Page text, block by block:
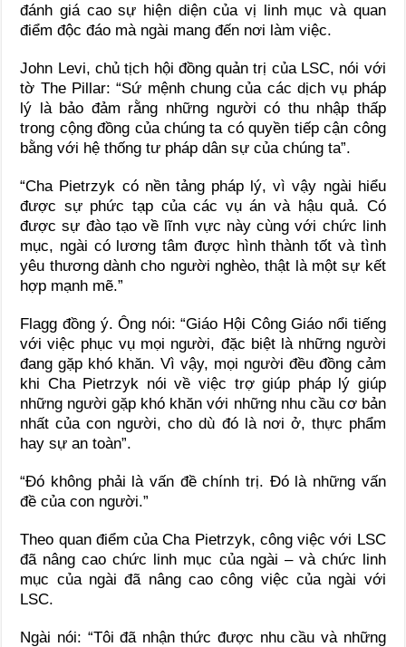
đánh giá cao sự hiện diện của vị linh mục và quan
điểm độc đáo mà ngài mang đến nơi làm việc.
John Levi, chủ tịch hội đồng quản trị của LSC, nói với
tờ The Pillar: “Sứ mệnh chung của các dịch vụ pháp
lý là bảo đảm rằng những người có thu nhập thấp
trong cộng đồng của chúng ta có quyền tiếp cận công
bằng với hệ thống tư pháp dân sự của chúng ta”.
“Cha Pietrzyk có nền tảng pháp lý, vì vậy ngài hiểu
được sự phức tạp của các vụ án và hậu quả. Có
được sự đào tạo về lĩnh vực này cùng với chức linh
mục, ngài có lương tâm được hình thành tốt và tình
yêu thương dành cho người nghèo, thật là một sự kết
hợp mạnh mẽ.”
Flagg đồng ý. Ông nói: “Giáo Hội Công Giáo nổi tiếng
với việc phục vụ mọi người, đặc biệt là những người
đang gặp khó khăn. Vì vậy, mọi người đều đồng cảm
khi Cha Pietrzyk nói về việc trợ giúp pháp lý giúp
những người gặp khó khăn với những nhu cầu cơ bản
nhất của con người, cho dù đó là nơi ở, thực phẩm
hay sự an toàn”.
“Đó không phải là vấn đề chính trị. Đó là những vấn
đề của con người.”
Theo quan điểm của Cha Pietrzyk, công việc với LSC
đã nâng cao chức linh mục của ngài – và chức linh
mục của ngài đã nâng cao công việc của ngài với
LSC.
Ngài nói: “Tôi đã nhận thức được nhu cầu và những